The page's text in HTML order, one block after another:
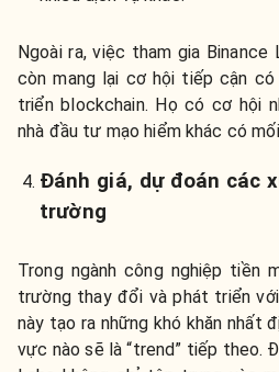
Ngoài ra, việc tham gia Binance
còn mang lại cơ hội tiếp cận
triển blockchain. Họ có cơ hội
nhà đầu tư mạo hiểm khác có
Đánh giá, dự đoán các
trường
Trong ngành công nghiệp tiền
trường thay đổi và phát triển
này tạo ra những khó khăn nhất
vực nào sẽ là “trend” tiếp theo.